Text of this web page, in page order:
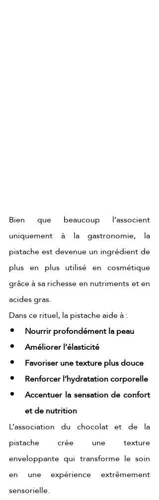
Bien que beaucoup l’associent
uniquement à la gastronomie, la
pistache est devenue un ingrédient de
plus en plus utilisé en cosmétique
grâce à sa richesse en nutriments et en
acides gras.
Dans ce rituel, la pistache aide à :
Nourrir profondément la peau
Améliorer l’élasticité
Favoriser une texture plus douce
Renforcer l’hydratation corporelle
Accentuer la sensation de confort
et de nutrition
L’association du chocolat et de la
pistache crée une texture
enveloppante qui transforme le soin
en une expérience extrêmement
sensorielle.